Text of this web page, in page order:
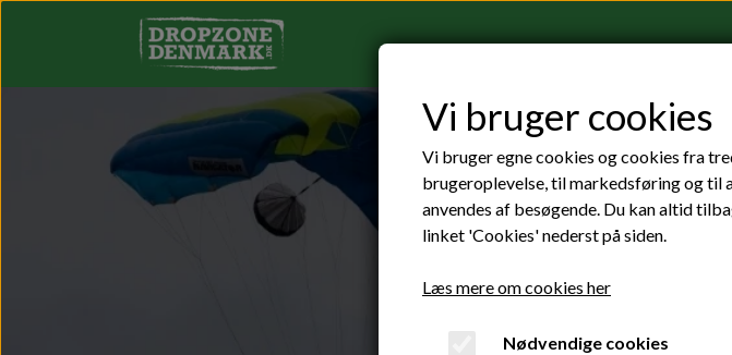
Hos
Du
Det
Vi bruger cookies
Vi bruger egne cookies og cookies fra
brugeroplevelse, til markedsføring og til
anvendes af besøgende. Du kan altid
linket 'Cookies' nederst på siden.
Læs mere om cookies her
Nødvendige cookies